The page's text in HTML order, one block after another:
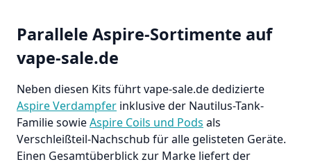
Parallele Aspire-Sortimente auf
vape-sale.de
Neben diesen Kits führt vape-sale.de dedizierte
Aspire Verdampfer inklusive der Nautilus-Tank-
Familie sowieAspire Coils und Pods als
Verschleißteil-Nachschub für alle gelisteten Geräte.
Einen Gesamtüberblick zur Marke liefert der